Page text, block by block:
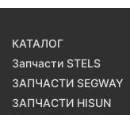
КАТАЛОГ
Запчасти STELS
ЗАПЧАСТИ SEGWAY
ЗАПЧАСТИ HISUN